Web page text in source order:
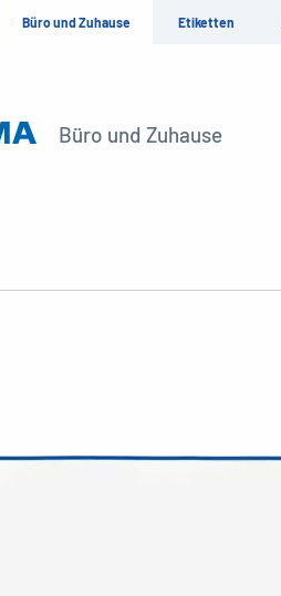
Büro und Zuhause Etiketten
Büro und Zuhause